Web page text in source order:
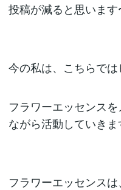
投稿が減ると思いま
今の私は、こちらでは
フラワーエッセンス
ながら活動していきま
フラワーエッセンス